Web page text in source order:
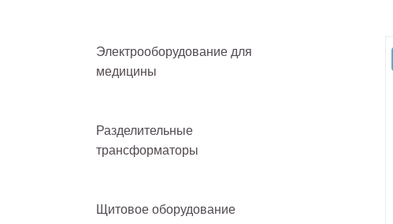
Электрооборудование для
медицины
Разделительные
трансформаторы
Щитовое оборудование